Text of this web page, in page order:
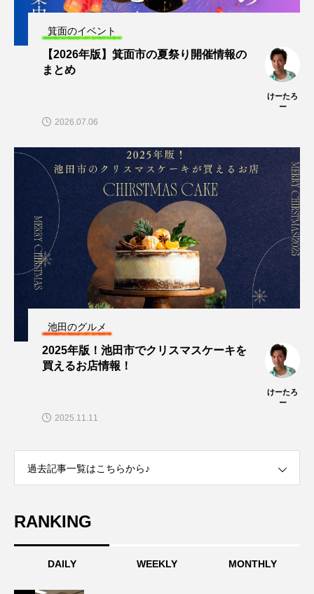
箕面のイベント
【2026年版】箕面市の夏祭り開催情報の
まとめ
けーたろ
ー
2026.07.06
池田のグルメ
2025年版！池田市でクリスマスケーキを
買えるお店情報！
けーたろ
ー
2025.11.11
過去記事一覧はこちらから♪
RANKING
DAILY WEEKLY MONTHLY